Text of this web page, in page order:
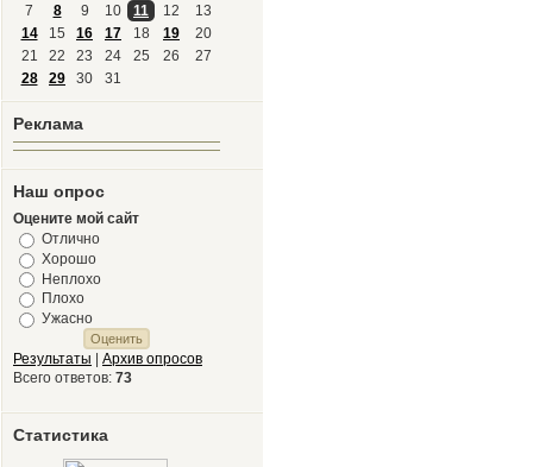
7
8 9 10 11 12
13
14
15 16 17 18 19
20
21
22 23 24 25 26
27
28
29 30 31
Реклама
Наш опрос
Оцените мой сайт
Отлично
Хорошо
Неплохо
Плохо
Ужасно
Результаты
Архив опросов
Всего ответов: 73
Статистика